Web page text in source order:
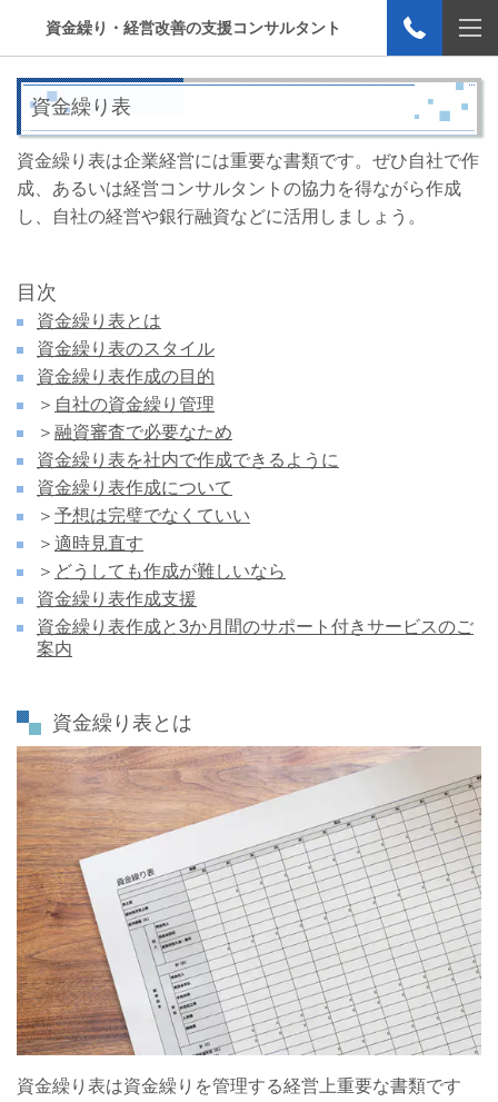
資金繰り・経営改善の支援コンサルタント
資金繰り表
資金繰り表は企業経営には重要な書類です。ぜひ自社で作
成、あるいは経営コンサルタントの協力を得ながら作成
し、自社の経営や銀行融資などに活用しましょう。
目次
資金繰り表とは
資金繰り表のスタイル
資金繰り表作成の目的
＞ 自社の資金繰り管理
＞ 融資審査で必要なため
資金繰り表を社内で作成できるように
資金繰り表作成について
＞ 予想は完璧でなくていい
＞ 適時見直す
＞ どうしても作成が難しいなら
資金繰り表作成支援
資金繰り表作成と3か月間のサポート付きサービスのご
案内
資金繰り表とは
資金繰り表は資金繰りを管理する経営上重要な書類です